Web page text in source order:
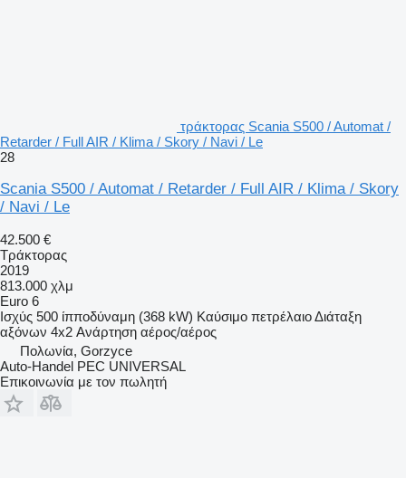
τράκτορας Scania S500 / Automat /
Retarder / Full AIR / Klima / Skory / Navi / Le
28
Scania S500 / Automat / Retarder / Full AIR / Klima / Skory
/ Navi / Le
42.500 €
Τράκτορας
2019
813.000 χλμ
Euro 6
Ισχύς 500 ίπποδύναμη (368 kW) Καύσιμο πετρέλαιοΔιάταξη
αξόνων 4x2 Ανάρτηση αέρος/αέρος
Πολωνία, Gorzyce
Auto-Handel PEC UNIVERSAL
Επικοινωνία με τον πωλητή